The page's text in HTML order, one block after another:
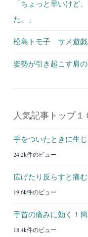
「ちょっと早いけど
た。」
松島トモ子 サメ遊戯
姿勢が引き起こす肩
人気記事トップ１
手をついたときに生
24.2k件のビュー
広げたり反らすと痛む
19.6k件のビュー
手首の痛みに効く！
18.4k件のビュー